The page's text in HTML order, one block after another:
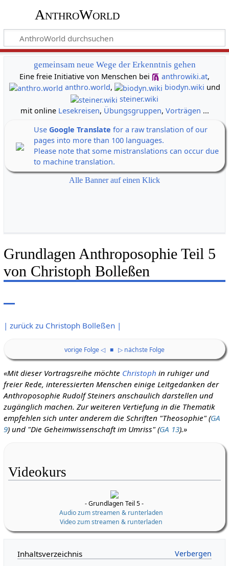
AnthroWorld
gemeinsam neue Wege der Erkenntnis gehen
Eine freie Initiative von Menschen bei
anthrowiki.at,
anthro.world, biodyn.wiki und
steiner.wiki
mit online Lesekreisen, Übungsgruppen, Vorträgen ...
Use Google Translate for a raw translation of our
pages into more than 100 languages.
Please note that some mistranslations can occur due
to machine translation.
Alle Banner auf einen Klick
Grundlagen Anthroposophie Teil 5
von Christoph Bolleßen
| zurück zu Christoph Bolleßen |
vorige Folge ◁ ■ ▷ nächste Folge
«Mit dieser Vortragsreihe möchte Christoph in ruhiger und
freier Rede, interessierten Menschen einige Leitgedanken der
Anthroposophie Rudolf Steiners anschaulich darstellen und
zugänglich machen. Zur weiteren Vertiefung in die Thematik
empfehlen sich unter anderem die Schriften "Theosophie" (GA
9) und "Die Geheimwissenschaft im Umriss" (GA 13).»
Videokurs
- Grundlagen Teil 5 -
Audio zum streamen & runterladen
Video zum streamen & runterladen
Inhaltsverzeichnis